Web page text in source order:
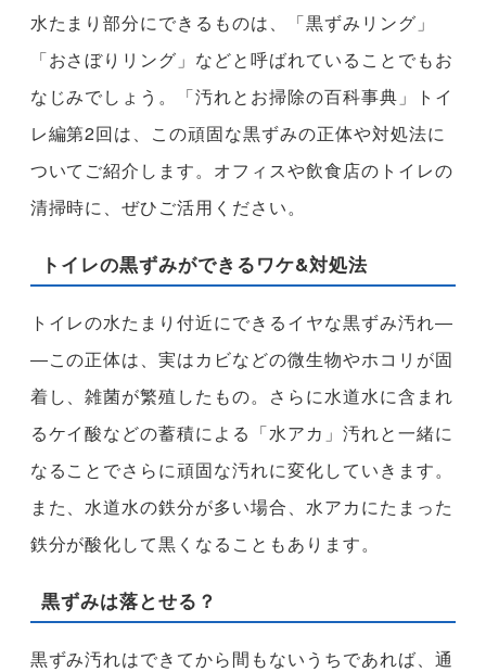
水たまり部分にできるものは、「黒ずみリング」
「おさぼりリング」などと呼ばれていることでもお
なじみでしょう。「汚れとお掃除の百科事典」トイ
レ編第2回は、この頑固な黒ずみの正体や対処法に
ついてご紹介します。オフィスや飲食店のトイレの
清掃時に、ぜひご活用ください。
トイレの黒ずみができるワケ&対処法
トイレの水たまり付近にできるイヤな黒ずみ汚れ―
―この正体は、実はカビなどの微生物やホコリが固
着し、雑菌が繁殖したもの。さらに水道水に含まれ
るケイ酸などの蓄積による「水アカ」汚れと一緒に
なることでさらに頑固な汚れに変化していきます。
また、水道水の鉄分が多い場合、水アカにたまった
鉄分が酸化して黒くなることもあります。
黒ずみは落とせる？
黒ずみ汚れはできてから間もないうちであれば、通